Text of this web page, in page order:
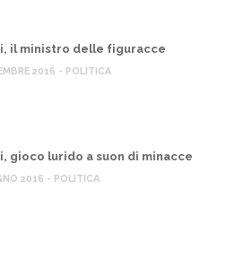
il ministro delle figuracce
2016 - POLITICA
gioco lurido a suon di minacce
2016 - POLITICA